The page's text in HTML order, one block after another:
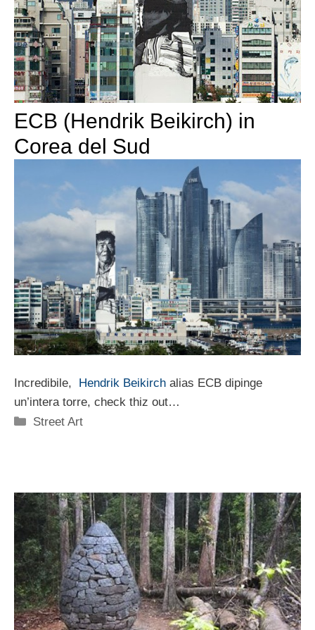
ECB (Hendrik Beikirch) in
Corea del Sud
Incredibile, Hendrik Beikirch alias ECB dipinge
un’intera torre, check thiz out…
Categorie
Street Art